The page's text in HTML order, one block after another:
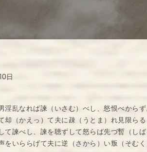
日
乱なれば諫（いさむ）べし、怒恨べから
（かえっ）て夫に疎（うとま）れ見限ら
諫べし、諫を聴ずして怒らば先づ暫（しば
いららげて夫に逆（さから）い叛（そむく